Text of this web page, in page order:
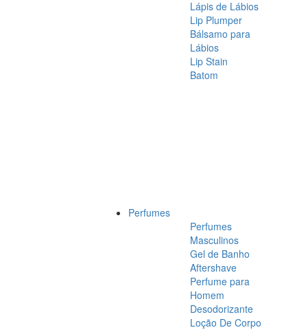
Lápis de Lábios
Lip Plumper
Bálsamo para
Lábios
Lip Stain
Batom
Perfumes
Perfumes
Masculinos
Gel de Banho
Aftershave
Perfume para
Homem
Desodorizante
Loção De Corpo